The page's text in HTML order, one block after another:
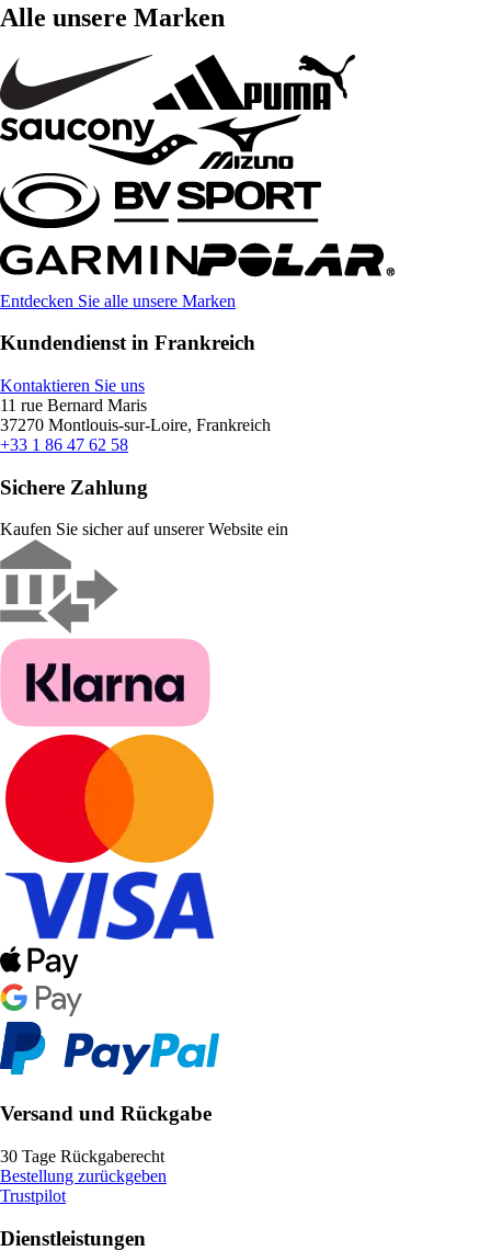
Alle unsere Marken
Entdecken Sie alle unsere Marken
Kundendienst in Frankreich
Kontaktieren Sie uns
11 rue Bernard Maris
37270 Montlouis-sur-Loire, Frankreich
+33 1 86 47 62 58
Sichere Zahlung
Kaufen Sie sicher auf unserer Website ein
Versand und Rückgabe
30 Tage Rückgaberecht
Bestellung zurückgeben
Trustpilot
Dienstleistungen